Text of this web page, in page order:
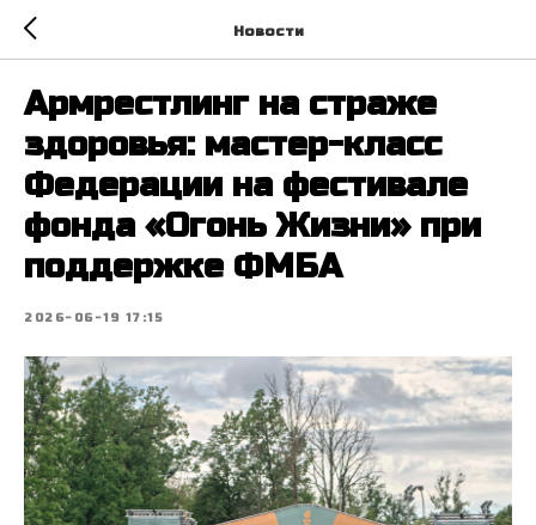
Новости
Армрестлинг на страже
здоровья: мастер-класс
Федерации на фестивале
фонда «Огонь Жизни» при
поддержке ФМБА
2026-06-19 17:15